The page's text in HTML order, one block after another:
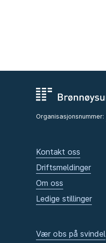
Organisasjonsnummer:
Kontakt oss
Driftsmeldinger
Om oss
Ledige stillinger
Vær obs på svindel